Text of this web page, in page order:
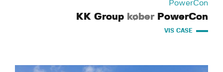
PowerCon
KK Group køberPowerCon
VIS CASE